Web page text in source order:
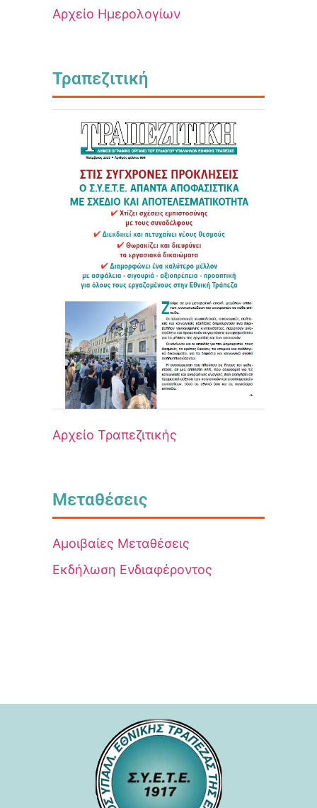
Αρχείο Ημερολογίων
Τραπεζιτική
Αρχείο Τραπεζιτικής
Μεταθέσεις
Αμοιβαίες Μεταθέσεις
Εκδήλωση Ενδιαφέροντος